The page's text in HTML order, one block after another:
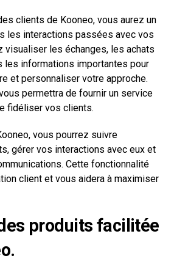
clients de Kooneo, vous aurez un
les interactions passées avec vos
visualiser les échanges, les achats
les informations importantes pour
et personnaliser votre approche.
permettra de fournir un service
fidéliser vos clients.
vous pourrez suivre
gérer vos interactions avec eux et
Cette fonctionnalité
client et vous aidera à maximiser
produits facilitée